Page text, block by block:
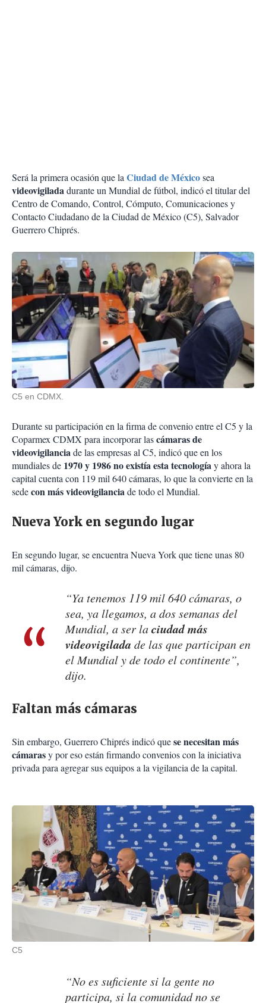
Será la primera ocasión que laCiudad de Méxicosea
videovigiladadurante un Mundial de fútbol, indicó el titular del
Centro de Comando, Control, Cómputo, Comunicaciones y
Contacto Ciudadano de la Ciudad de México (C5), Salvador
Guerrero Chiprés.
C5 en CDMX.
Durante su participación en la firma de convenio entre el C5 y la
Coparmex CDMX para incorporar lascámaras de
videovigilanciade las empresas al C5, indicó que en los
mundiales de 1970 y 1986 no existía esta tecnologíay ahora la
capital cuenta con 119 mil 640 cámaras, lo que la convierte en la
sedecon más videovigilanciade todo el Mundial.
Nueva York en segundo lugar
En segundo lugar, se encuentra Nueva York que tiene unas 80
mil cámaras, dijo.
“Ya tenemos 119 mil 640 cámaras, o
sea, ya llegamos, a dos semanas del
Mundial, a ser laciudad más
videovigilada de las que participan en
el Mundial y de todo el continente”,
dijo.
Faltan más cámaras
Sin embargo, Guerrero Chiprés indicó quese necesitan más
cámarasy por eso están firmando convenios con la iniciativa
privada para agregar sus equipos a la vigilancia de la capital.
C5
“No es suficiente si la gente no
participa, si la comunidad no se